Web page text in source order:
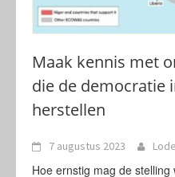
Maak kennis met
die de democratie
herstellen
7 augustus 2023
Hoe ernstig mag de